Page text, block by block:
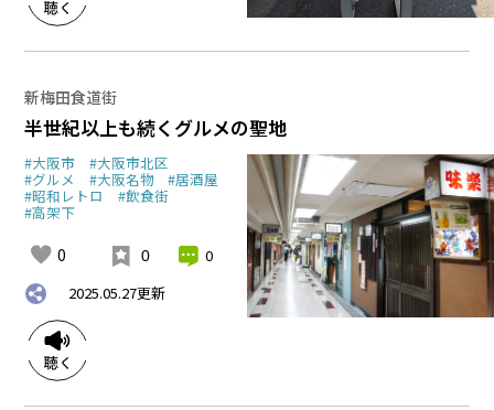
新梅田食道街
半世紀以上も続くグルメの聖地
#大阪市 #大阪市北区
#グルメ #大阪名物 #居酒屋
#昭和レトロ #飲食街
#高架下
0 0
0
2025.05.27更新